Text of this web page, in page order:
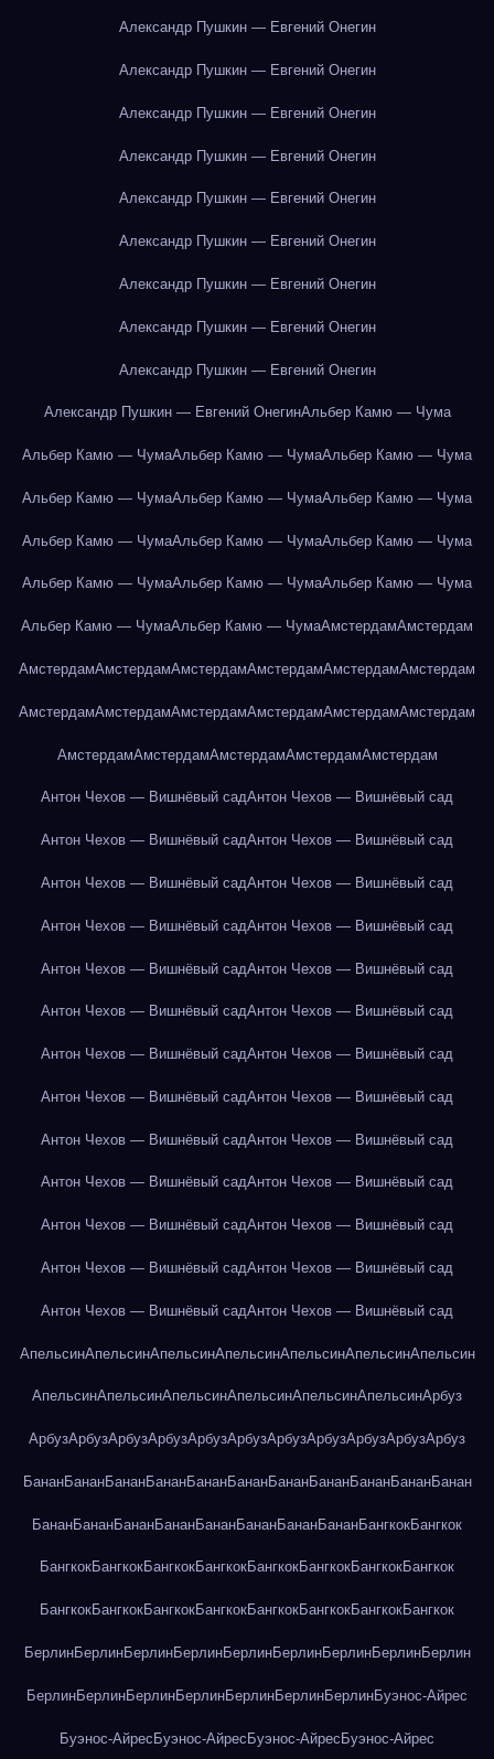
Александр Пушкин — Евгений Онегин
Александр Пушкин — Евгений Онегин
Александр Пушкин — Евгений Онегин
Александр Пушкин — Евгений Онегин
Александр Пушкин — Евгений Онегин
Александр Пушкин — Евгений Онегин
Александр Пушкин — Евгений Онегин
Александр Пушкин — Евгений Онегин
Александр Пушкин — Евгений Онегин
Александр Пушкин — Евгений ОнегинАльбер Камю — Чума
Альбер Камю — ЧумаАльбер Камю — ЧумаАльбер Камю — Чума
Альбер Камю — ЧумаАльбер Камю — ЧумаАльбер Камю — Чума
Альбер Камю — ЧумаАльбер Камю — ЧумаАльбер Камю — Чума
Альбер Камю — ЧумаАльбер Камю — ЧумаАльбер Камю — Чума
Альбер Камю — ЧумаАльбер Камю — ЧумаАмстердамАмстердам
АмстердамАмстердамАмстердамАмстердамАмстердамАмстердам
АмстердамАмстердамАмстердамАмстердамАмстердамАмстердам
АмстердамАмстердамАмстердамАмстердамАмстердам
Антон Чехов — Вишнёвый садАнтон Чехов — Вишнёвый сад
Антон Чехов — Вишнёвый садАнтон Чехов — Вишнёвый сад
Антон Чехов — Вишнёвый садАнтон Чехов — Вишнёвый сад
Антон Чехов — Вишнёвый садАнтон Чехов — Вишнёвый сад
Антон Чехов — Вишнёвый садАнтон Чехов — Вишнёвый сад
Антон Чехов — Вишнёвый садАнтон Чехов — Вишнёвый сад
Антон Чехов — Вишнёвый садАнтон Чехов — Вишнёвый сад
Антон Чехов — Вишнёвый садАнтон Чехов — Вишнёвый сад
Антон Чехов — Вишнёвый садАнтон Чехов — Вишнёвый сад
Антон Чехов — Вишнёвый садАнтон Чехов — Вишнёвый сад
Антон Чехов — Вишнёвый садАнтон Чехов — Вишнёвый сад
Антон Чехов — Вишнёвый садАнтон Чехов — Вишнёвый сад
Антон Чехов — Вишнёвый садАнтон Чехов — Вишнёвый сад
АпельсинАпельсинАпельсинАпельсинАпельсинАпельсинАпельсин
АпельсинАпельсинАпельсинАпельсинАпельсинАпельсинАрбуз
АрбузАрбузАрбузАрбузАрбузАрбузАрбузАрбузАрбузАрбузАрбуз
БананБананБананБананБананБананБананБананБананБананБанан
БананБананБананБананБананБананБананБананБангкокБангкок
БангкокБангкокБангкокБангкокБангкокБангкокБангкокБангкок
БангкокБангкокБангкокБангкокБангкокБангкокБангкокБангкок
БерлинБерлинБерлинБерлинБерлинБерлинБерлинБерлинБерлин
БерлинБерлинБерлинБерлинБерлинБерлинБерлинБуэнос-Айрес
Буэнос-АйресБуэнос-АйресБуэнос-АйресБуэнос-Айрес